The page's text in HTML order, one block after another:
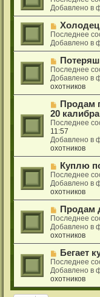
е
б
щ
е
н
и
е
в
о
е
с
о
о
б
щ
е
н
и
е
Добавлено в
Н
о
в
о
е
с
о
о
б
щ
е
н
и
е
Последнее
Добавлено в
Н
о
в
о
е
с
о
о
б
щ
е
н
и
е
Последнее
Добавлено в
охотников
Н
о
в
о
е
с
о
о
б
щ
е
н
и
е
Продам
20 калибра
Последнее
11:57
Добавлено в
охотников
Н
о
в
о
е
с
о
о
б
щ
е
н
и
е
Куплю
Последнее
Добавлено в
охотников
Н
о
в
о
е
с
о
о
б
щ
е
Продам
Последнее
Добавлено в
охотников
Н
о
в
о
е
Бегает
Последнее
Добавлено в
охотников